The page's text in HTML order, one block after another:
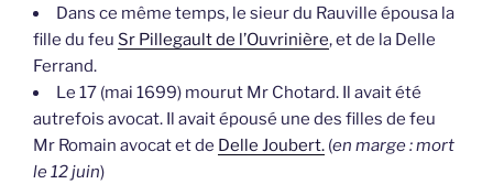
Dans ce même temps, le sieur du Rauville épousa la
fille du feu Sr Pillegault de l’Ouvrinière, et de la Delle
Ferrand.
Le 17 (mai 1699) mourut Mr Chotard. Il avait été
autrefois avocat. Il avait épousé une des filles de feu
Mr Romain avocat et de Delle Joubert. (en marge : mort
le 12 juin)